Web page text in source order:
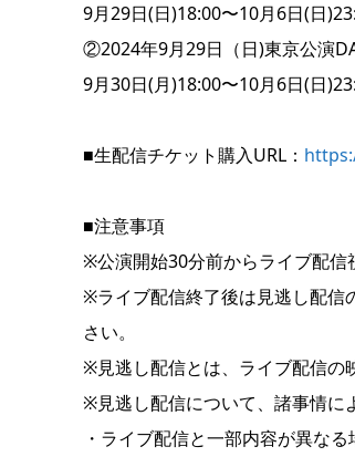
9月29日(日)18:00〜10月6日(日
②2024年9月29日（日)東京公演
9月30日(月)18:00〜10月6日(日
■生配信チケット購入URL：
■注意事項
※公演開始30分前からライブ配信
※ライブ配信終了後は見逃し配信
さい。
※見逃し配信とは、ライブ配信の
※見逃し配信について、諸事情に
・ライブ配信と一部内容が異なる